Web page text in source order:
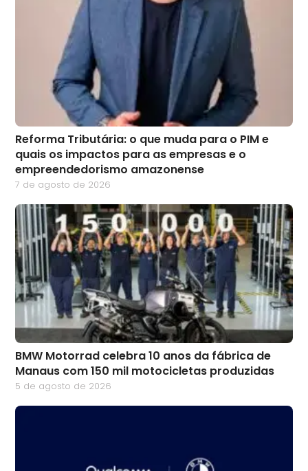
Reforma Tributária: o que muda para o PIM e
quais os impactos para as empresas e o
empreendedorismo amazonense
7 de agosto de 2026
BMW Motorrad celebra 10 anos da fábrica de
Manaus com 150 mil motocicletas produzidas
5 de agosto de 2026